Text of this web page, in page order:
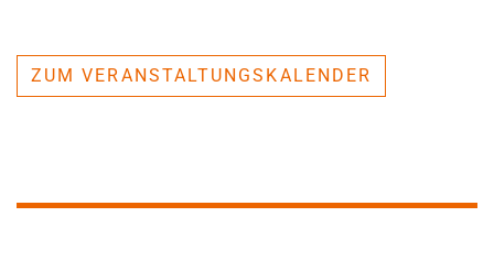
ZUM VERANSTALTUNGSKALENDER